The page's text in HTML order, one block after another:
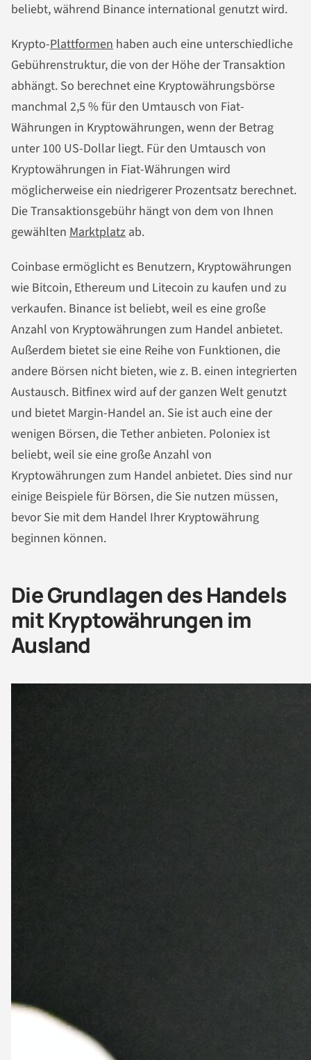
beliebt, während Binance international genutzt wird.
Krypto-Plattformen haben auch eine unterschiedliche
Gebührenstruktur, die von der Höhe der Transaktion
abhängt. So berechnet eine Kryptowährungsbörse
manchmal 2,5 % für den Umtausch von Fiat-
Währungen in Kryptowährungen, wenn der Betrag
unter 100 US-Dollar liegt. Für den Umtausch von
Kryptowährungen in Fiat-Währungen wird
möglicherweise ein niedrigerer Prozentsatz berechnet.
Die Transaktionsgebühr hängt von dem von Ihnen
gewählten Marktplatz ab.
Coinbase ermöglicht es Benutzern, Kryptowährungen
wie Bitcoin, Ethereum und Litecoin zu kaufen und zu
verkaufen. Binance ist beliebt, weil es eine große
Anzahl von Kryptowährungen zum Handel anbietet.
Außerdem bietet sie eine Reihe von Funktionen, die
andere Börsen nicht bieten, wie z. B. einen integrierten
Austausch. Bitfinex wird auf der ganzen Welt genutzt
und bietet Margin-Handel an. Sie ist auch eine der
wenigen Börsen, die Tether anbieten. Poloniex ist
beliebt, weil sie eine große Anzahl von
Kryptowährungen zum Handel anbietet. Dies sind nur
einige Beispiele für Börsen, die Sie nutzen müssen,
bevor Sie mit dem Handel Ihrer Kryptowährung
beginnen können.
Die Grundlagen des Handels
mit Kryptowährungen im
Ausland